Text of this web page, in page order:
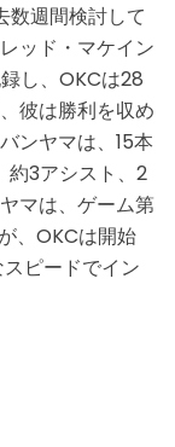
数週間検討して
ッド・マケイン
し、OKCは28
彼は勝利を収め
ンヤマは、15本
約3アシスト、2
マは、ゲーム第
、OKCは開始
ピードでイン